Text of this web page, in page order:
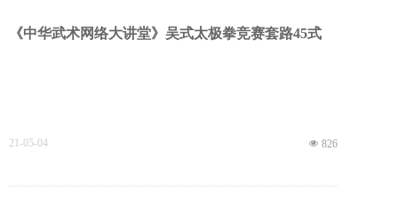
《中华武术网络大讲堂》吴式太极拳竞赛套路45式
넶 826
21-05-04